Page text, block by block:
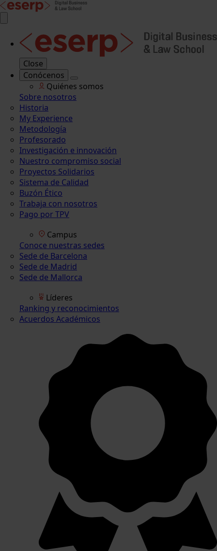
Close
Conócenos
Quiénes somos
Sobre nosotros
Historia
My Experience
Metodología
Profesorado
Investigación e innovación
Nuestro compromiso social
Proyectos Solidarios
Sistema de Calidad
Buzón Ético
Trabaja con nosotros
Pago por TPV
Campus
Conoce nuestras sedes
Sede de Barcelona
Sede de Madrid
Sede de Mallorca
Líderes
Ranking y reconocimientos
Acuerdos Académicos